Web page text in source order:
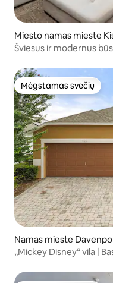
Miesto namas mieste
Šviesus ir modernus
Mėgstamas svečių
Mėgstamas svečių
Namas mieste
„Mickey Disney“ vila |